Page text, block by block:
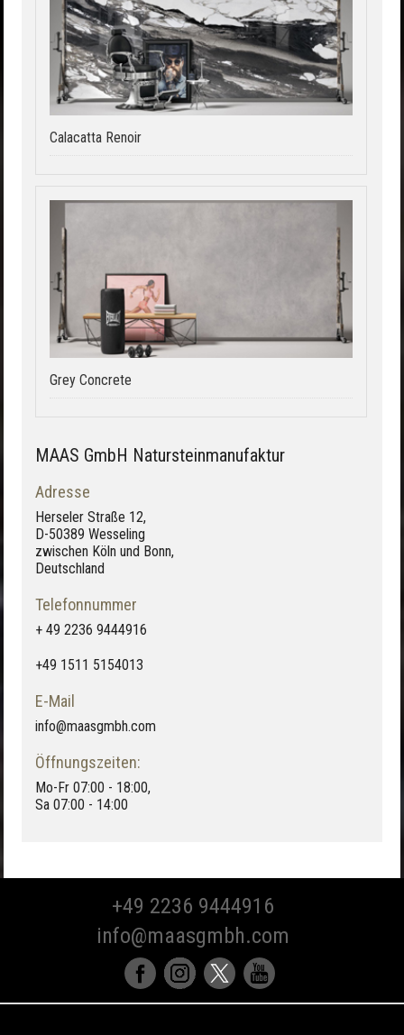
Calacatta Renoir
Grey Concrete
MAAS GmbH Natursteinmanufaktur
Adresse
Herseler Straße 12,
D-50389 Wesseling
zwischen Köln und Bonn,
Deutschland
Telefonnummer
+ 49 2236 9444916
+49 1511 5154013
E-Mail
info@maasgmbh.com
Öffnungszeiten:
Mo-Fr 07:00 - 18:00,
Sa 07:00 - 14:00
+49 2236 9444916
info@maasgmbh.com